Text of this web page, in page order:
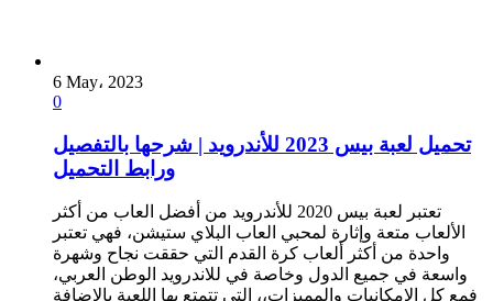
6 May، 2023
0
تحميل لعبة بيس 2023 للأندرويد | شرحها بالتفصيل
ورابط التحميل
تعتبر لعبة بيس 2020 للأندرويد من أفضل العاب من أكثر
الألعاب متعة وإثارة لمحبي العاب البلاي ستيشن، فهي تعتبر
واحدة من أكثر ألعاب كرة القدم التي حققت نجاح وشهرة
واسعة في جميع الدول وخاصة في للاندرويد الوطن العربي،
فمع كل الإمكانيات والمميزات،، التي تتمتع بها اللعبة بالإضافة